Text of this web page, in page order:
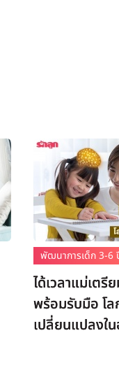
พัฒนาการเด็ก 3-6
ได้เวลาแม่เตรี
พร้อมรับมือ โ
เปลี่ยนแปลงใ